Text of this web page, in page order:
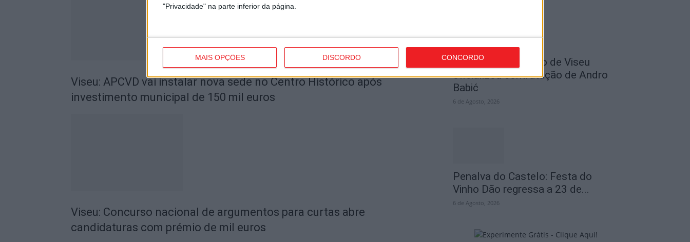
"Privacidade" na parte inferior da página.
MAIS OPÇÕES DISCORDO CONCORDO
Viseu: APCVD vai instalar nova sede no Centro Histórico após
investimento municipal de 150 mil euros
Viseu: Concurso nacional de argumentos para curtas abre
candidaturas com prémio de mil euros
Futebol: Académico de Viseu
oficializou contratação de Andro
Babić
6 de Agosto, 2026
Penalva do Castelo: Festa do
Vinho Dão regressa a 23 de...
6 de Agosto, 2026